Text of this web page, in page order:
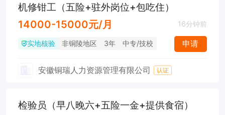
机修钳工（五险+驻外岗位+包吃住）
14000-15000元/月 16分钟前
实地核验 非铜陵地区 3年 中专/技校 申请
安徽铜瑞人力资源管理有限公司 认证
检验员（早八晚六+五险一金+提供食宿）